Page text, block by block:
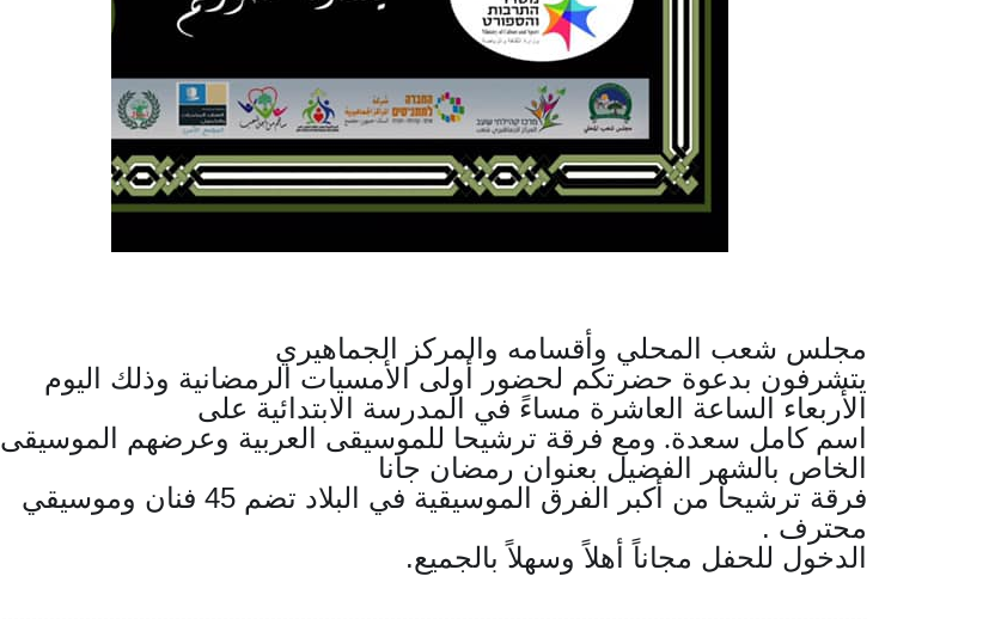
مجلس شعب المحلي وأقسامه والمركز الجماهيري
يتشرفون بدعوة حضرتكم لحضور أولى الأمسيات الرمضانية وذلك اليوم
الأربعاء الساعة العاشرة مساءً في المدرسة الابتدائية على
اسم كامل سعدة. ومع فرقة ترشيحا للموسيقى العربية وعرضهم الموسيقى
الخاص بالشهر الفضيل بعنوان رمضان جانا
فرقة ترشيحا من أكبر الفرق الموسيقية في البلاد تضم 45 فنان وموسيقي
محترف .
الدخول للحفل مجاناً أهلاً وسهلاً بالجميع.